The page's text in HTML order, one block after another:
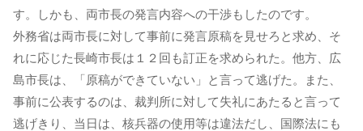
す。しかも、両市長の発言内容への干渉もしたのです。
外務省は両市長に対して事前に発言原稿を見せろと求め、そ
れに応じた長崎市長は１２回も訂正を求められた。他方、広
島市長は、「原稿ができていない」と言って逃げた。また、
事前に公表するのは、裁判所に対して失礼にあたると言って
逃げきり、当日は、核兵器の使用等は違法だし、国際法にも